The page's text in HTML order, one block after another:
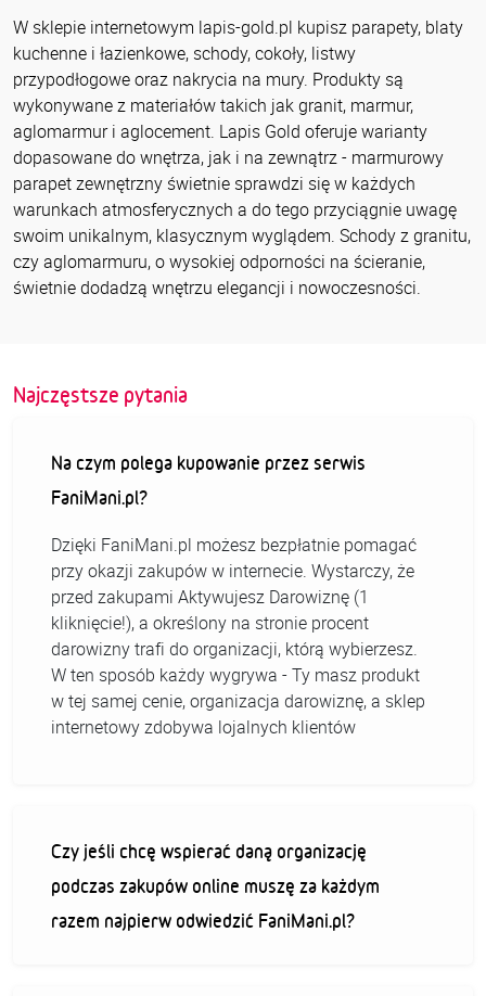
W sklepie internetowym lapis-gold.pl kupisz parapety, blaty
kuchenne i łazienkowe, schody, cokoły, listwy
przypodłogowe oraz nakrycia na mury. Produkty są
wykonywane z materiałów takich jak granit, marmur,
aglomarmur i aglocement. Lapis Gold oferuje warianty
dopasowane do wnętrza, jak i na zewnątrz - marmurowy
parapet zewnętrzny świetnie sprawdzi się w każdych
warunkach atmosferycznych a do tego przyciągnie uwagę
swoim unikalnym, klasycznym wyglądem. Schody z granitu,
czy aglomarmuru, o wysokiej odporności na ścieranie,
świetnie dodadzą wnętrzu elegancji i nowoczesności.
Najczęstsze pytania
Na czym polega kupowanie przez serwis
FaniMani.pl?
Dzięki FaniMani.pl możesz bezpłatnie pomagać
przy okazji zakupów w internecie. Wystarczy, że
przed zakupami Aktywujesz Darowiznę (1
kliknięcie!), a określony na stronie procent
darowizny trafi do organizacji, którą wybierzesz.
W ten sposób każdy wygrywa - Ty masz produkt
w tej samej cenie, organizacja darowiznę, a sklep
internetowy zdobywa lojalnych klientów
Czy jeśli chcę wspierać daną organizację
podczas zakupów online muszę za każdym
razem najpierw odwiedzić FaniMani.pl?